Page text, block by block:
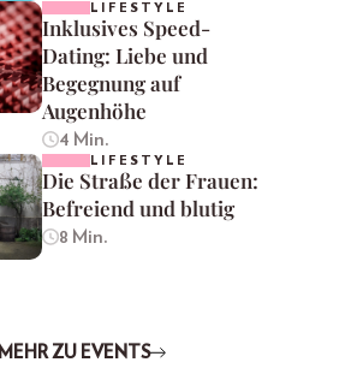
LIFESTYLE
Inklusives Speed-
Dating: Liebe und
Begegnung auf
Augenhöhe
4 Min.
LIFESTYLE
Die Straße der Frauen:
Befreiend und blutig
8 Min.
MEHR ZU EVENTS